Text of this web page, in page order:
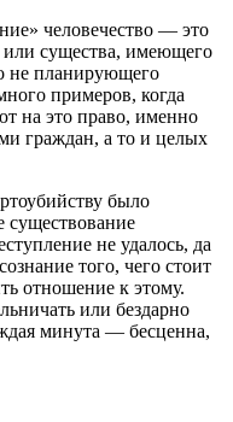
человечество — это
существа, имеющего
не планирующего
примеров, когда
на это право, именно
граждан, а то и целых
было
существование
не удалось, да
того, чего стоит
отношение к этому.
или бездарно
минута — бесценна,